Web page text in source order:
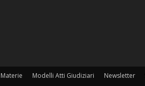
Materie Modelli Atti Giudiziari Newsletter